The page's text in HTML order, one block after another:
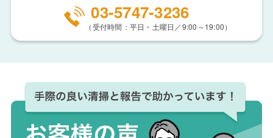
03-5747-3236
（受付時間：平日・土曜日／9:00～19:00）